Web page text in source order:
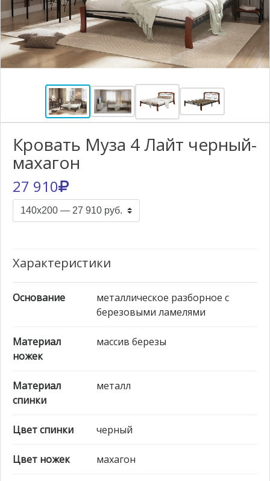
Кровать Муза 4 Лайт черный-
махагон
27 910
Характеристики
Основание
металлическое разборное с
березовыми ламелями
Материал
ножек
массив березы
Материал
спинки
металл
Цвет спинки черный
Цвет ножек махагон